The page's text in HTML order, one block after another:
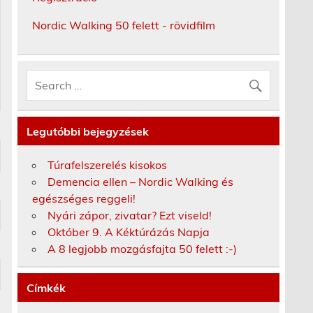
Nordic Walking 50 felett - rövidfilm
Legutóbbi bejegyzések
Túrafelszerelés kisokos
Demencia ellen – Nordic Walking és
egészséges reggeli!
Nyári zápor, zivatar? Ezt viseld!
Október 9. A Kéktúrázás Napja
A 8 legjobb mozgásfajta 50 felett :-)
Címkék